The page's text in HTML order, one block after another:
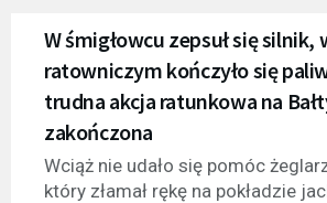
W śmigłowcu zepsuł się silnik,
ratowniczym kończyło się
trudna akcja ratunkowa na
zakończona
Wciąż nie udało się pomóc
który złamał rękę na pokładzie